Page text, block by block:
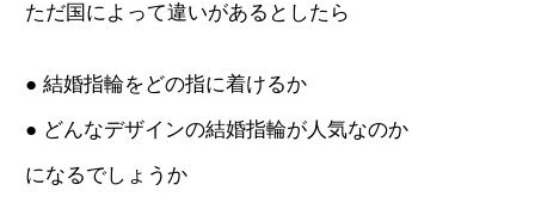
ただ国によって違いがあるとしたら
● 結婚指輪をどの指に着けるか
● どんなデザインの結婚指輪が人気なのか
になるでしょうか